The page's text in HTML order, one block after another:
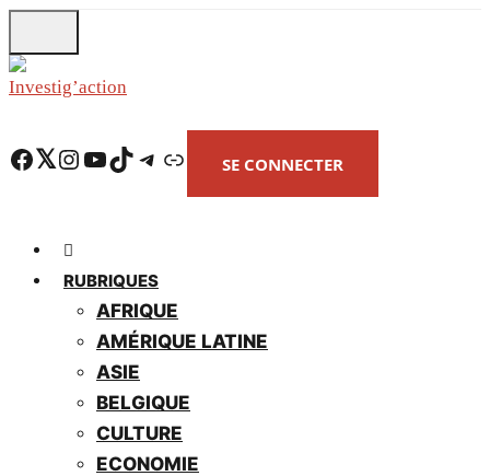
to
main
Facebook Twitter Instagram YouTube TikTok Telegram Lien SE CONNECTER
RUBRIQUES
AFRIQUE
AMÉRIQUE LATINE
ASIE
BELGIQUE
CULTURE
ECONOMIE